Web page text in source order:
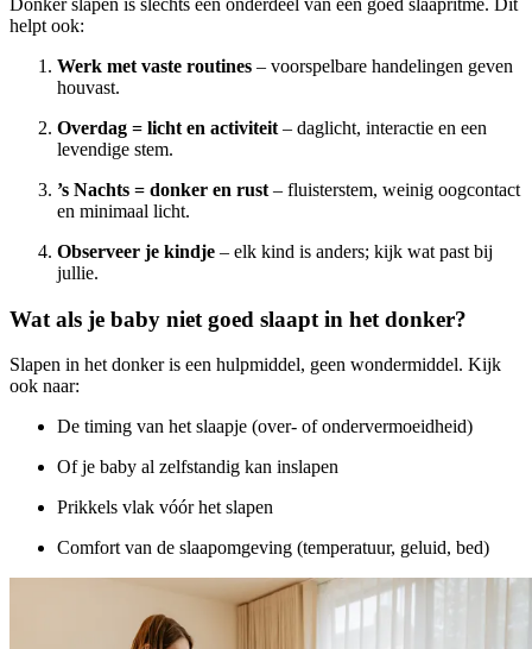
Donker slapen is slechts één onderdeel van een goed slaapritme. Dit
helpt ook:
Werk met vaste routines – voorspelbare handelingen geven
houvast.
Overdag = licht en activiteit – daglicht, interactie en een
levendige stem.
’s Nachts = donker en rust – fluisterstem, weinig oogcontact
en minimaal licht.
Observeer je kindje – elk kind is anders; kijk wat past bij
jullie.
Wat als je baby niet goed slaapt in het donker?
Slapen in het donker is een hulpmiddel, geen wondermiddel. Kijk
ook naar:
De timing van het slaapje (over- of ondervermoeidheid)
Of je baby al zelfstandig kan inslapen
Prikkels vlak vóór het slapen
Comfort van de slaapomgeving (temperatuur, geluid, bed)